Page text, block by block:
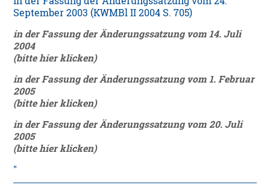
September 2003 (KWMBl II 2004 S. 705)
in der Fassung der Änderungssatzung vom 14. Juli
2004
(bitte hier klicken)
in der Fassung der Änderungssatzung vom 1. Februar
2005
(bitte hier klicken)
in der Fassung der Änderungssatzung vom 20. Juli
2005
(bitte hier klicken)